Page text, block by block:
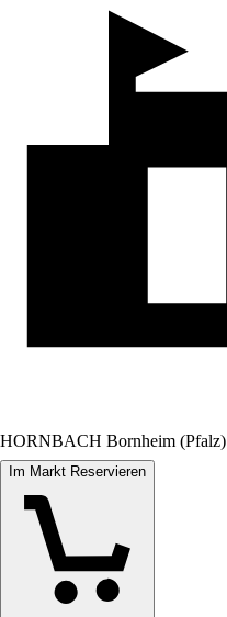
HORNBACH Bornheim (Pfalz)
Im Markt Reservieren